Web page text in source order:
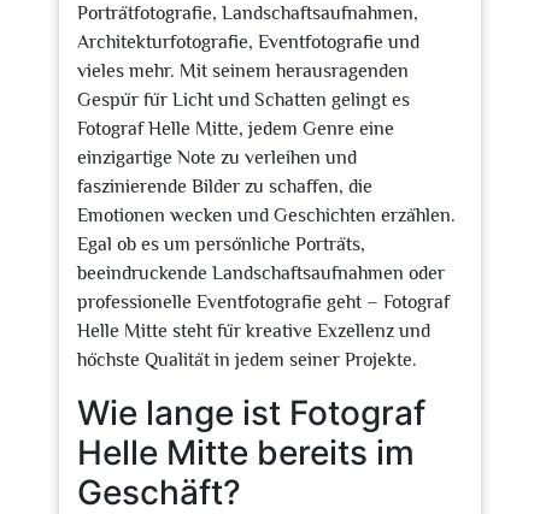
Porträtfotografie, Landschaftsaufnahmen,
Architekturfotografie, Eventfotografie und
vieles mehr. Mit seinem herausragenden
Gespür für Licht und Schatten gelingt es
Fotograf Helle Mitte, jedem Genre eine
einzigartige Note zu verleihen und
faszinierende Bilder zu schaffen, die
Emotionen wecken und Geschichten erzählen.
Egal ob es um persönliche Porträts,
beeindruckende Landschaftsaufnahmen oder
professionelle Eventfotografie geht – Fotograf
Helle Mitte steht für kreative Exzellenz und
höchste Qualität in jedem seiner Projekte.
Wie lange ist Fotograf
Helle Mitte bereits im
Geschäft?